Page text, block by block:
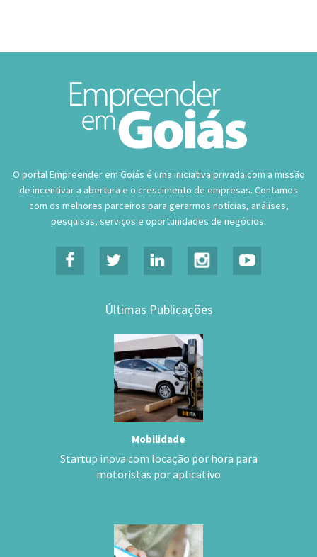
O portal Empreender em Goiás é uma iniciativa privada com a missão
de incentivar a abertura e o crescimento de empresas. Contamos
com os melhores parceiros para gerarmos notícias, análises,
pesquisas, serviços e oportunidades de negócios.
Últimas Publicações
Mobilidade
Startup inova com locação por hora para
motoristas por aplicativo